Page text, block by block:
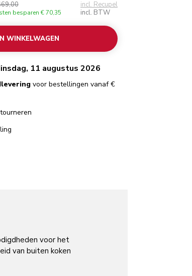
besparen € 70,35
incl. Recupel
incl. BTW
WINKELWAGEN
11 augustus 2026
voor bestellingen vanaf €
voor het
van buiten koken